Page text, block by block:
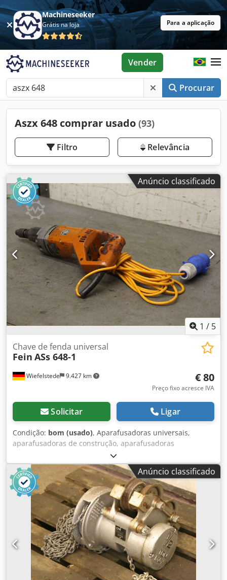
Machineseeker
Grátis na loja Para a aplicação
Procurar
Vender
Aszx 648 comprar usado (93)
Filtro Relevância
Anúncio classificado
1 / 5
Wiefelstede 9.427 km
Chave de fenda universal
Fein ASs 648-1
€ 80
Preço fixo acresce IVA
Solicitar Ligar
Condição: bom (usado), Aparafusadoras universais,
aparafusadoras de construção, aparafusadoras
electrónicas, aparafusadoras eléctricas, aparafusadoras
eléctricas -Consumo nominal: 400 watts Chodpfxjfc Hfxs
Adhoa -Max. Capacidade do parafuso: 10 mm -Ligação: 220
volts -Preço: por peça -Número: 11 peças -Dimensões:
420/140/H80 mm -Peso: 4 kg/peça
Anúncio classificado